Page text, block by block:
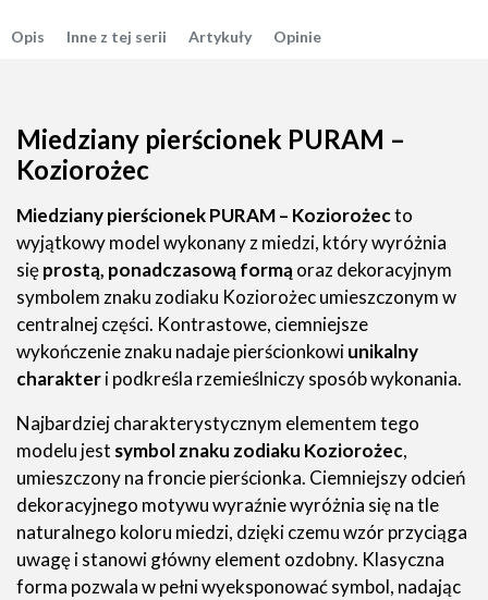
Opis Inne z tej serii Artykuły Opinie
Miedziany pierścionek PURAM –
Koziorożec
Miedziany pierścionek PURAM – Koziorożecto
wyjątkowy model wykonany z miedzi, który wyróżnia
sięprostą, ponadczasową formą oraz dekoracyjnym
symbolem znaku zodiaku Koziorożec umieszczonym w
centralnej części. Kontrastowe, ciemniejsze
wykończenie znaku nadaje pierścionkowiunikalny
charakteri podkreśla rzemieślniczy sposób wykonania.
Najbardziej charakterystycznym elementem tego
modelu jest symbol znaku zodiaku Koziorożec,
umieszczony na froncie pierścionka. Ciemniejszy odcień
dekoracyjnego motywu wyraźnie wyróżnia się na tle
naturalnego koloru miedzi, dzięki czemu wzór przyciąga
uwagę i stanowi główny element ozdobny. Klasyczna
forma pozwala w pełni wyeksponować symbol, nadając